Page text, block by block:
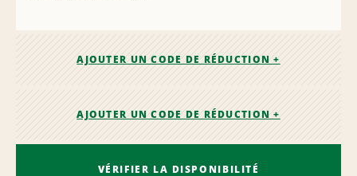
AJOUTER UN CODE DE RÉDUCTION +
AJOUTER UN CODE DE RÉDUCTION +
VÉRIFIER LA DISPONIBILITÉ